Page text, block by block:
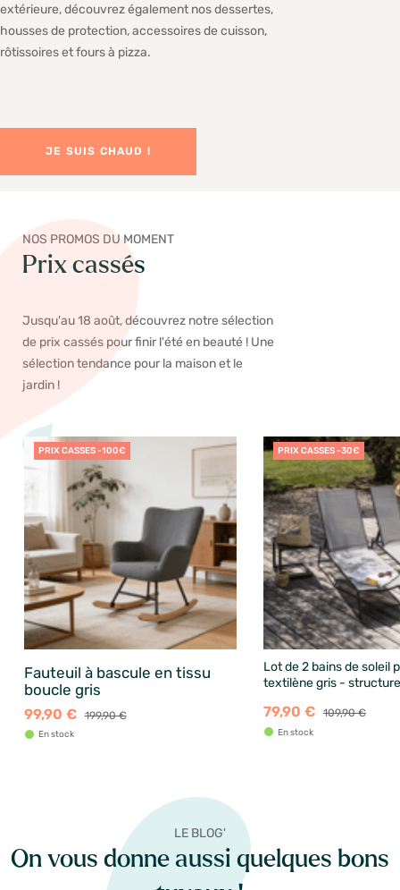
extérieure, découvrez également nos dessertes,
housses de protection, accessoires de cuisson,
rôtissoires et fours à pizza.
JE SUIS CHAUD !
NOS PROMOS DU MOMENT
Prix cassés
Jusqu'au 18 août, découvrez notre sélection
de prix cassés pour finir l'été en beauté ! Une
sélection tendance pour la maison et le
jardin !
PRIX CASSES -100€
Fauteuil à bascule en tissu
boucle gris
99,90 € 199,90 €
En stock
PRIX CASSES -30€
Lot de 2 bains de soleil
textilène gris -
79,90 € 109,90 €
En stock
LE BLOG'
On vous donne aussi quelques bons